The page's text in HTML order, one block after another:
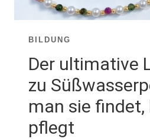
BILDUNG
Der ultimative
zu
man sie
pflegt